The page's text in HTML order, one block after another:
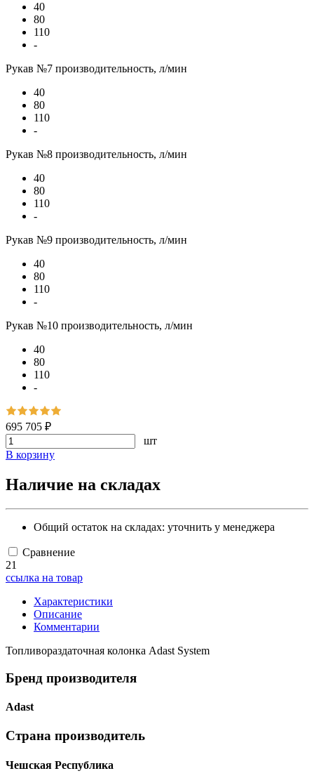
40
80
110
-
Рукав №7 производительность, л/мин
40
80
110
-
Рукав №8 производительность, л/мин
40
80
110
-
Рукав №9 производительность, л/мин
40
80
110
-
Рукав №10 производительность, л/мин
40
80
110
-
695 705 ₽
шт
В корзину
Наличие на складах
Общий остаток на складах: уточнить у менеджера
Сравнение
21
ссылка на товар
Характеристики
Описание
Комментарии
Топливораздаточная колонка Adast System
Бренд производителя
Adast
Страна производитель
Чешская Республика